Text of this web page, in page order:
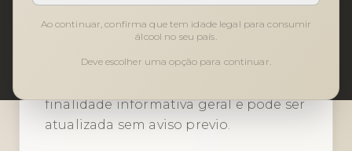
Ao continuar, confirma que tem idade legal para consumir
álcool no seu país.
Deve escolher uma opção para continuar.
2. Natureza Informativa
A informacao sobre produtos e
finalidade informativa geral e pode ser
atualizada sem aviso previo.